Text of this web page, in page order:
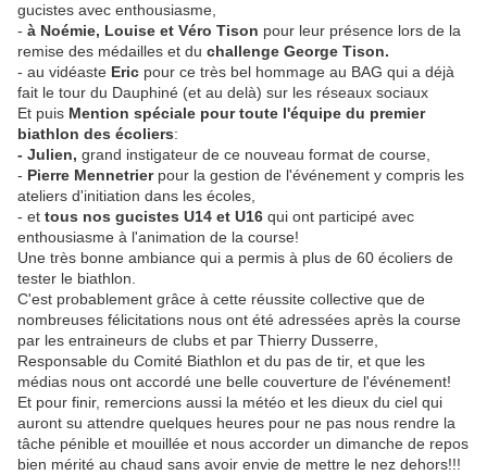
gucistes avec enthousiasme,
- à Noémie, Louise et Véro Tison pour leur présence lors de la
remise des médailles et du challenge George Tison.
- au vidéaste Eric pour ce très bel hommage au BAG qui a déjà
fait le tour du Dauphiné (et au delà) sur les réseaux sociaux
Et puis Mention spéciale pour toute l'équipe du premier
biathlon des écoliers:
- Julien, grand instigateur de ce nouveau format de course,
- Pierre Mennetrier pour la gestion de l'événement y compris les
ateliers d'initiation dans les écoles,
- et tous nos gucistes U14 et U16 qui ont participé avec
enthousiasme à l'animation de la course!
Une très bonne ambiance qui a permis à plus de 60 écoliers de
tester le biathlon.
C'est probablement grâce à cette réussite collective que de
nombreuses félicitations nous ont été adressées après la course
par les entraineurs de clubs et par Thierry Dusserre,
Responsable du Comité Biathlon et du pas de tir, et que les
médias nous ont accordé une belle couverture de l'événement!
Et pour finir, remercions aussi la météo et les dieux du ciel qui
auront su attendre quelques heures pour ne pas nous rendre la
tâche pénible et mouillée et nous accorder un dimanche de repos
bien mérité au chaud sans avoir envie de mettre le nez dehors!!!